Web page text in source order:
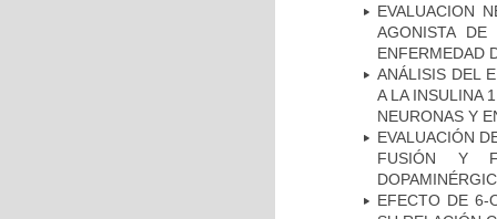
EVALUACION
AGONISTA
ENFERMEDAD
ANÁLISIS DEL
A LA INSULINA
NEURONAS Y
EVALUACIÓN
FUSIÓN Y
EFECTO DE 6-